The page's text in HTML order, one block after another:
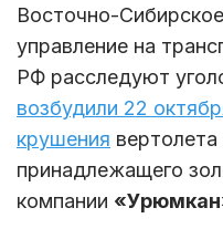
Восточно-
управление на
РФ расследуют
возбудили 22
крушения
принадлежащего
компании